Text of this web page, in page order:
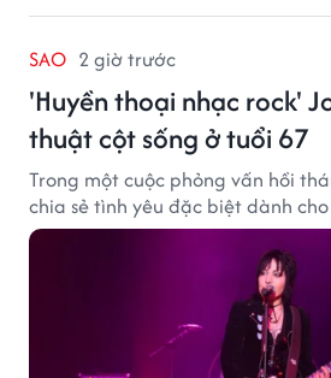
SAO 2 giờ trước
'Huyền thoại nhạc rock'
thuật cột sống ở tuổi 67
Trong một cuộc phỏng vấn hồi
chia sẻ tình yêu đặc biệt dành